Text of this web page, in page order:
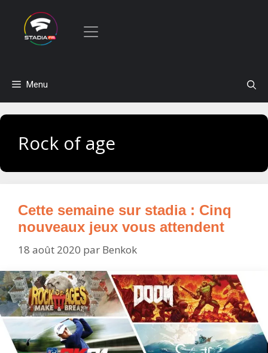
contenu
Menu
Rock of age
Cette semaine sur stadia : Cinq
nouveaux jeux vous attendent
18 août 2020 par Benkok